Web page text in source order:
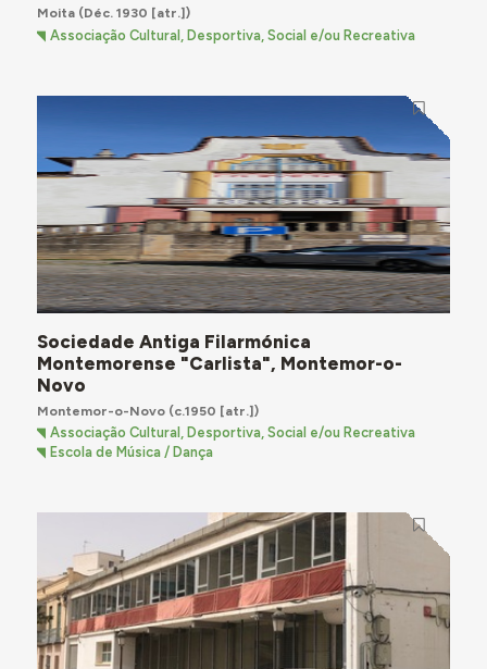
Moita(Déc. 1930 [atr.])
Associação Cultural, Desportiva, Social e/ou Recreativa
Sociedade Antiga Filarmónica
Montemorense "Carlista", Montemor-o-
Novo
Montemor-o-Novo(c.1950 [atr.])
Associação Cultural, Desportiva, Social e/ou Recreativa
Escola de Música / Dança